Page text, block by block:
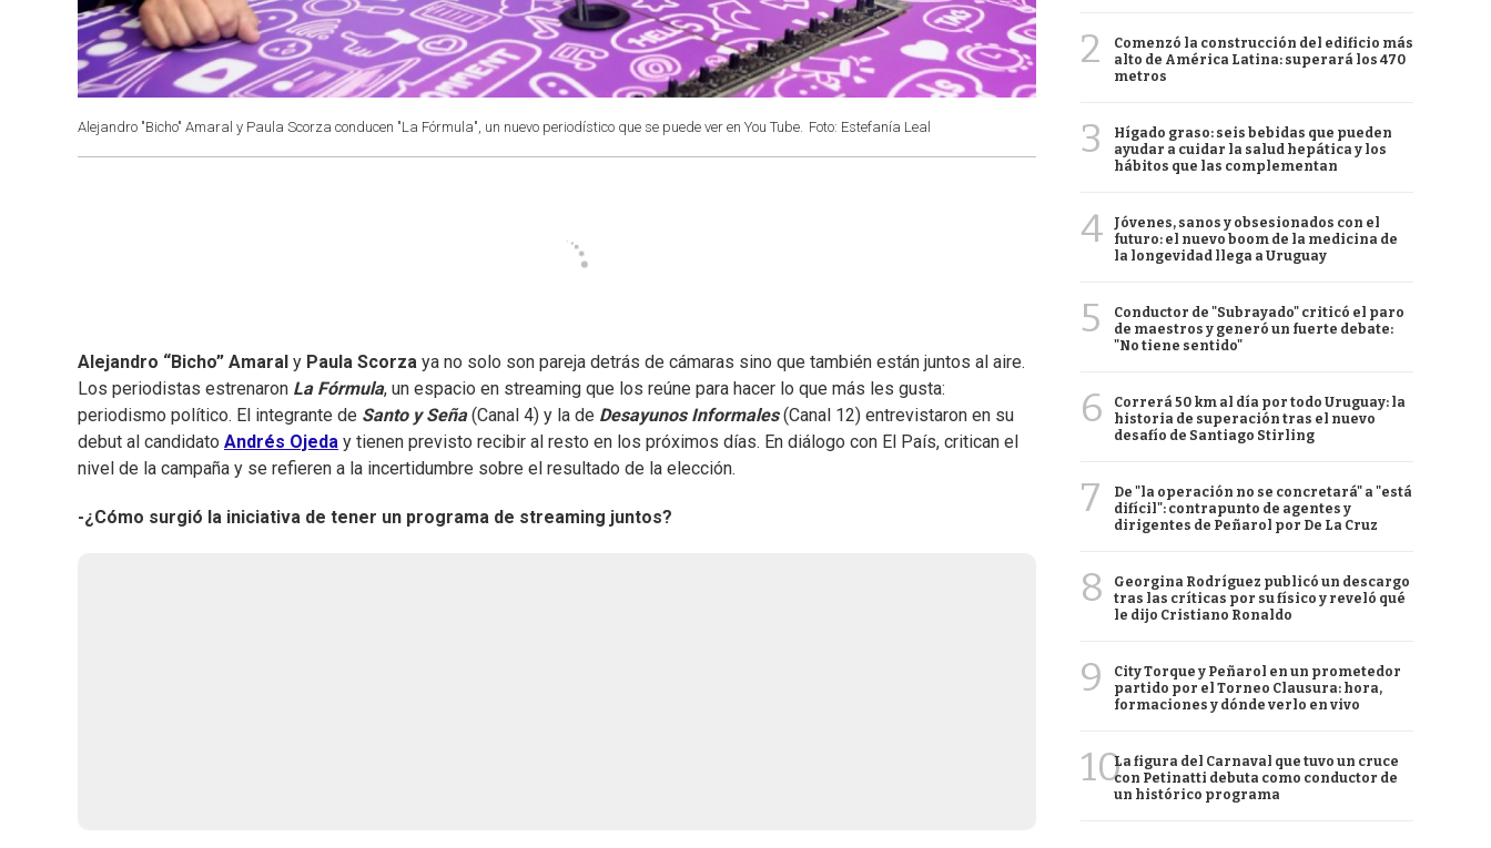
Alejandro "Bicho" Amaral y Paula Scorza conducen "La Fórmula", un nuevo periodístico que se puede ver en You Tube. Foto: Estefanía Leal
Alejandro “Bicho” Amaral y Paula Scorza ya no solo son pareja detrás de cámaras sino que también están juntos al aire.
Los periodistas estrenaron La Fórmula, un espacio en streaming que los reúne para hacer lo que más les gusta:
periodismo político. El integrante de Santo y Seña(Canal 4) y la de Desayunos Informales(Canal 12) entrevistaron en su
debut al candidato Andrés Ojeda y tienen previsto recibir al resto en los próximos días. En diálogo con El País, critican el
nivel de la campaña y se refieren a la incertidumbre sobre el resultado de la elección.
-¿Cómo surgió la iniciativa de tener un programa de streaming juntos?
2
Comenzó la construcción del edificio más
alto de América Latina: superará los 470
metros
3
Hígado graso: seis bebidas que pueden
ayudar a cuidar la salud hepática y los
hábitos que las complementan
4
Jóvenes, sanos y obsesionados con el
futuro: el nuevo boom de la medicina de
la longevidad llega a Uruguay
5
Conductor de "Subrayado" criticó el paro
de maestros y generó un fuerte debate:
"No tiene sentido"
6
Correrá 50 km al día por todo Uruguay: la
historia de superación tras el nuevo
desafío de Santiago Stirling
7
De "la operación no se concretará" a "está
difícil": contrapunto de agentes y
dirigentes de Peñarol por De La Cruz
8
Georgina Rodríguez publicó un descargo
tras las críticas por su físico y reveló qué
le dijo Cristiano Ronaldo
9
City Torque y Peñarol en un prometedor
partido por el Torneo Clausura: hora,
formaciones y dónde verlo en vivo
10La figura del Carnaval que tuvo un cruce
con Petinatti debuta como conductor de
un histórico programa